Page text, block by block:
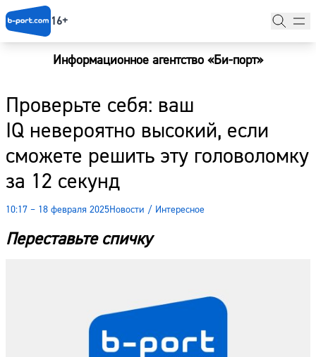
16+
Информационное агентство «Би-порт»
Проверьте себя: ваш
IQ невероятно высокий, если
сможете решить эту головоломку
за 12 секунд
10:17 – 18 февраля 2025Новости / Интересное
Переставьте спичку
Новости
Наши гости
Фоторепортажи
Погода
Курсы валют